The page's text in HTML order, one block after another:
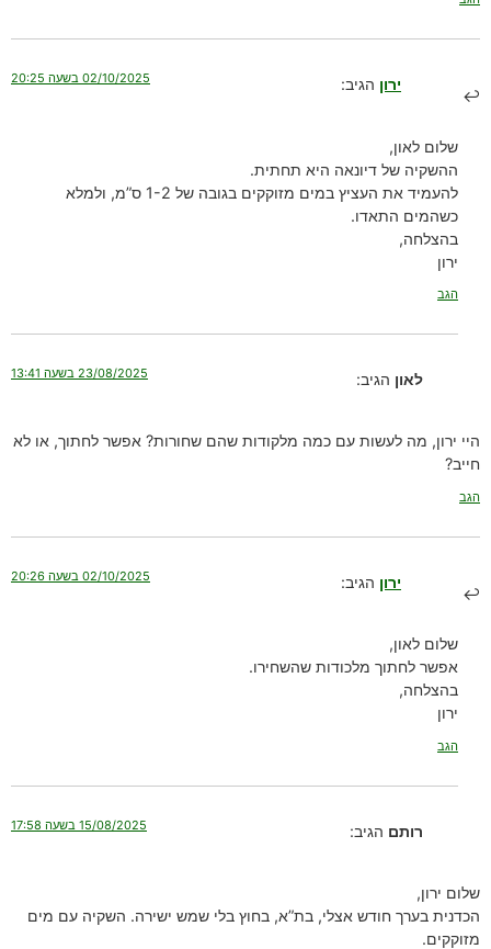
ירון הגיב: 02/10/2025 בשעה 20:25
שלום לאון,
ההשקיה של דיונאה היא תחתית.
להעמיד את העציץ במים מזוקקים בגובה של 1-2 ס”מ, ולמלא
כשהמים התאדו.
בהצלחה,
ירון
הגב
לאון הגיב: 23/08/2025 בשעה 13:41
היי ירון, מה לעשות עם כמה מלקודות שהם שחורות? אפשר לחתוך, או לא
חייב?
הגב
ירון הגיב: 02/10/2025 בשעה 20:26
שלום לאון,
אפשר לחתוך מלכודות שהשחירו.
בהצלחה,
ירון
הגב
רותם הגיב: 15/08/2025 בשעה 17:58
שלום ירון,
הכדנית בערך חודש אצלי, בת”א, בחוץ בלי שמש ישירה. השקיה עם מים
מזוקקים.